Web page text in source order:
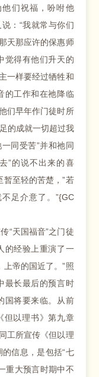
们祝福，吩咐他
：“我就常与你们
天那应许的保惠师
觉得有他们升天的
一样要经过牺牲和
的工作和在祂降临
们早年作门徒时所
的成就一切超过我
同受苦”并和祂同
”的说不出来的喜
暂至轻的苦楚，”若
足介意了。”{GC
天国福音”之门徒
的经验上重演了一
上帝的国近了。”照
最长最后的预言时
国将要来临。从前
但以理书》第九章
工所宣传《但以理
信息，是包括“七
重大预言时期中不